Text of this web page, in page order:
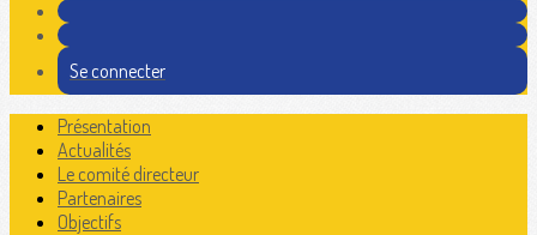
Se connecter
Présentation
Actualités
Le comité directeur
Partenaires
Objectifs